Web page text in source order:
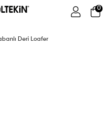
0
Facebook İle Bağlan
Deri Loafer